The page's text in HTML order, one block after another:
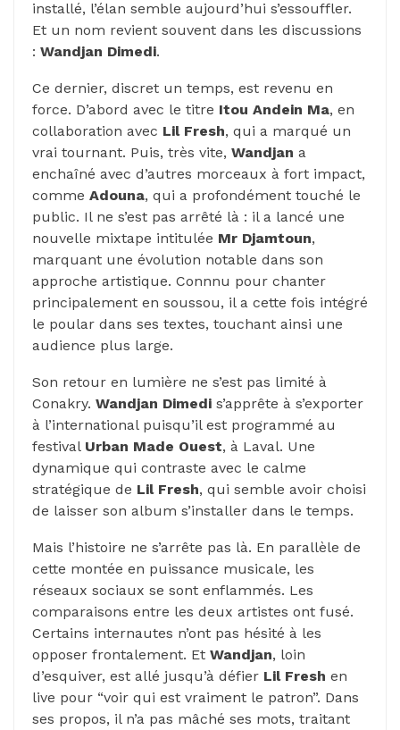
installé, l’élan semble aujourd’hui s’essouffler.
Et un nom revient souvent dans les discussions
: Wandjan Dimedi.
Ce dernier, discret un temps, est revenu en
force. D’abord avec le titre Itou Andein Ma, en
collaboration avec Lil Fresh, qui a marqué un
vrai tournant. Puis, très vite, Wandjan a
enchaîné avec d’autres morceaux à fort impact,
comme Adouna, qui a profondément touché le
public. Il ne s’est pas arrêté là : il a lancé une
nouvelle mixtape intitulée Mr Djamtoun,
marquant une évolution notable dans son
approche artistique. Connnu pour chanter
principalement en soussou, il a cette fois intégré
le poular dans ses textes, touchant ainsi une
audience plus large.
Son retour en lumière ne s’est pas limité à
Conakry. Wandjan Dimedi s’apprête à s’exporter
à l’international puisqu’il est programmé au
festival Urban Made Ouest, à Laval. Une
dynamique qui contraste avec le calme
stratégique de Lil Fresh, qui semble avoir choisi
de laisser son album s’installer dans le temps.
Mais l’histoire ne s’arrête pas là. En parallèle de
cette montée en puissance musicale, les
réseaux sociaux se sont enflammés. Les
comparaisons entre les deux artistes ont fusé.
Certains internautes n’ont pas hésité à les
opposer frontalement. Et Wandjan, loin
d’esquiver, est allé jusqu’à défier Lil Fresh en
live pour “voir qui est vraiment le patron”. Dans
ses propos, il n’a pas mâché ses mots, traitant